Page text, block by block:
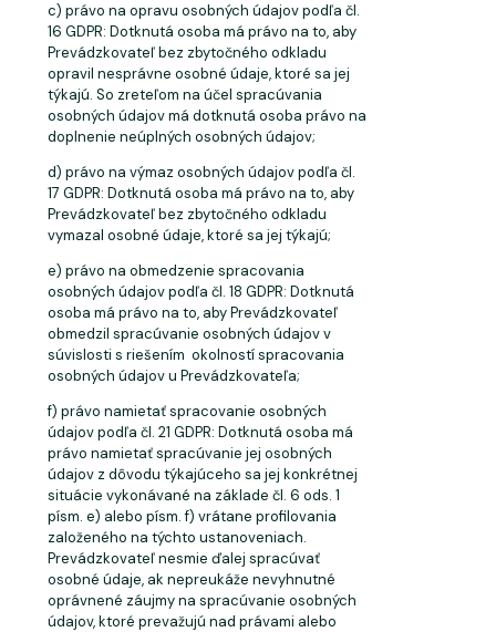
c) právo na opravu osobných údajov podľa čl.
16 GDPR: Dotknutá osoba má právo na to, aby
Prevádzkovateľ bez zbytočného odkladu
opravil nesprávne osobné údaje, ktoré sa jej
týkajú. So zreteľom na účel spracúvania
osobných údajov má dotknutá osoba právo na
doplnenie neúplných osobných údajov;
d) právo na výmaz osobných údajov podľa čl.
17 GDPR: Dotknutá osoba má právo na to, aby
Prevádzkovateľ bez zbytočného odkladu
vymazal osobné údaje, ktoré sa jej týkajú;
e) právo na obmedzenie spracovania
osobných údajov podľa čl. 18 GDPR: Dotknutá
osoba má právo na to, aby Prevádzkovateľ
obmedzil spracúvanie osobných údajov v
súvislosti s riešením okolností spracovania
osobných údajov u Prevádzkovateľa;
f) právo namietať spracovanie osobných
údajov podľa čl. 21 GDPR: Dotknutá osoba má
právo namietať spracúvanie jej osobných
údajov z dôvodu týkajúceho sa jej konkrétnej
situácie vykonávané na základe čl. 6 ods. 1
písm. e) alebo písm. f) vrátane profilovania
založeného na týchto ustanoveniach.
Prevádzkovateľ nesmie ďalej spracúvať
osobné údaje, ak nepreukáže nevyhnutné
oprávnené záujmy na spracúvanie osobných
údajov, ktoré prevažujú nad právami alebo